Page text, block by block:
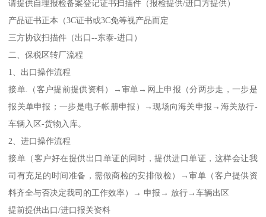
请提供自理报检备案登记证书扫描件（报检提供/进口方提供）
产品证书正本（3C证书或3C免等视产品而定
三方协议扫描件（出口--东泰-进口）
二、保税区转厂流程
1、出口操作流程
接单.（客户提前提供资料）→审单→网上申报（分两步走，一步是
报关单申报；一步是电子帐册申报）→现场向海关申报→海关放行-
车辆入区-货物入库。
2、进口操作流程
接单（客户好在提供出口单证的同时，提供进口单证，这样会让我
司有充足的时间准备，需做商检的安排做检）→审单（客户提供资
料齐全与否决定我司的工作效率）→ 申报→ 放行→车辆出区
提前提供出口/进口报关资料